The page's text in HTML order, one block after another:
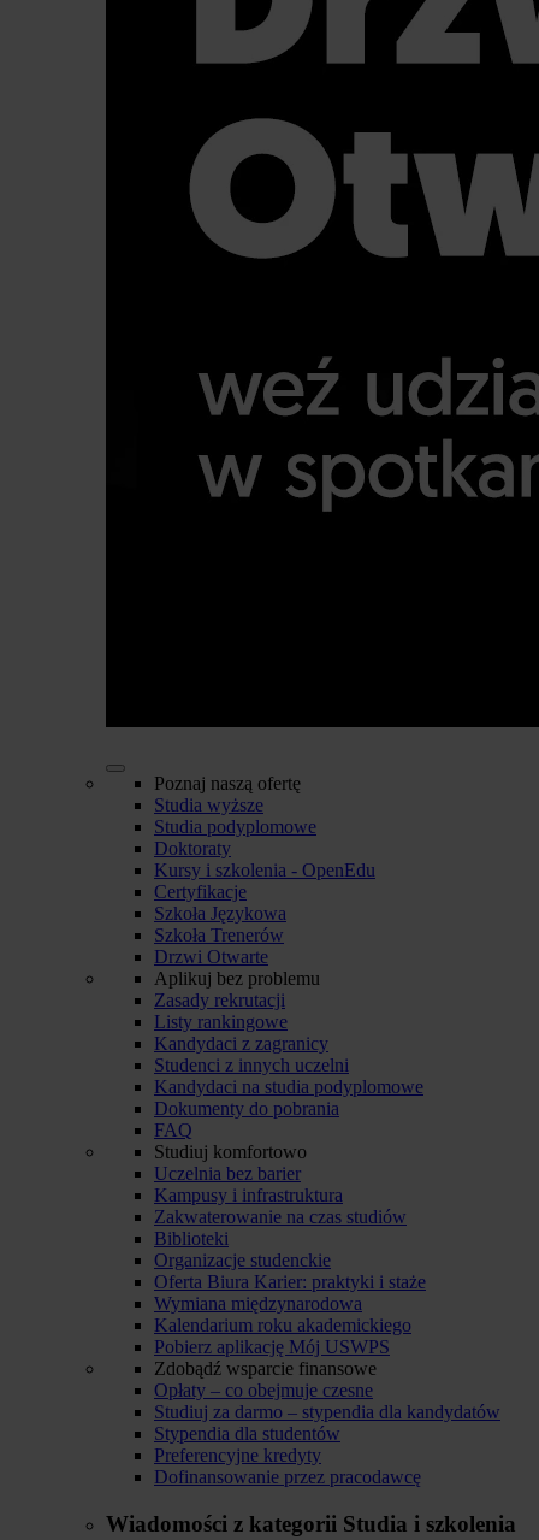
Poznaj naszą ofertę
Studia wyższe
Studia podyplomowe
Doktoraty
Kursy i szkolenia - OpenEdu
Certyfikacje
Szkoła Językowa
Szkoła Trenerów
Drzwi Otwarte
Aplikuj bez problemu
Zasady rekrutacji
Listy rankingowe
Kandydaci z zagranicy
Studenci z innych uczelni
Kandydaci na studia podyplomowe
Dokumenty do pobrania
FAQ
Studiuj komfortowo
Uczelnia bez barier
Kampusy i infrastruktura
Zakwaterowanie na czas studiów
Biblioteki
Organizacje studenckie
Oferta Biura Karier: praktyki i staże
Wymiana międzynarodowa
Kalendarium roku akademickiego
Pobierz aplikację Mój USWPS
Zdobądź wsparcie finansowe
Opłaty – co obejmuje czesne
Studiuj za darmo – stypendia dla kandydatów
Stypendia dla studentów
Preferencyjne kredyty
Dofinansowanie przez pracodawcę
Wiadomości z kategorii Studia i szkolenia